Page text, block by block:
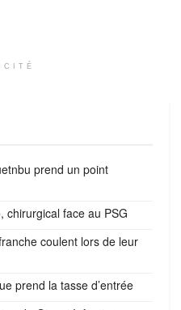
prend un point
chirurgical face au PSG
coulent lors de leur
prend la tasse d’entrée